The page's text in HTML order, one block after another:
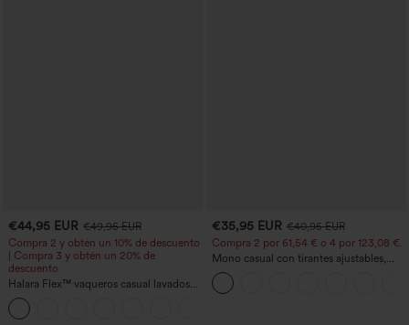
€44,95 EUR €49,95 EUR
Compra 2 y obtén un 10% de descuento
| Compra 3 y obtén un 20% de
descuento
Halara Flex™ vaqueros casual lavados
asimétricos de tiro bajo con bolsillos
con cremallera, corte baggy y pierna
ancha
€35,95 EUR €40,95 EUR
Compra 2 por 61,54 € o 4 por 123,08 €.
Mono casual con tirantes ajustables,
fruncidos, pierna ancha, tejido jaspeado
y bolsillos - Easy Peezy